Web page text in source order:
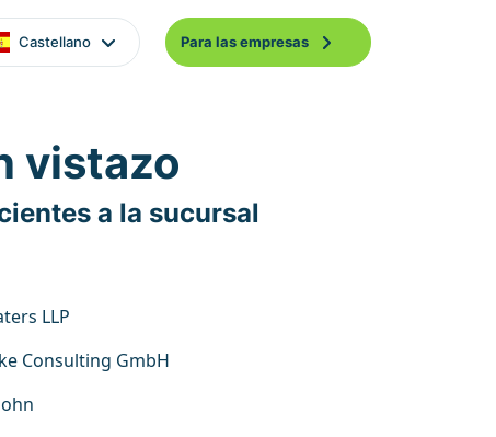
Castellano Para las empresas
vistazo
a la sucursal
LLP
Consulting GmbH